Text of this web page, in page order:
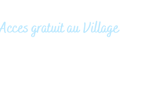
Acces gratuit au Village